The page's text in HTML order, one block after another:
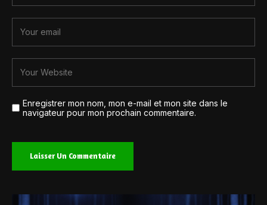
Enregistrer mon nom, mon e-mail et mon site dans le
navigateur pour mon prochain commentaire.